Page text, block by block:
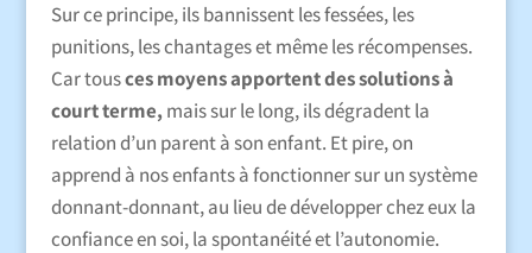
Sur ce principe, ils bannissent les fessées, les
punitions, les chantages et même les récompenses.
Car tousces moyens apportent des solutions à
court terme,mais sur le long, ils dégradent la
relation d’un parent à son enfant. Et pire, on
apprend à nos enfants à fonctionner sur un système
donnant-donnant, au lieu de développer chez eux la
confiance en soi, la spontanéité et l’autonomie.